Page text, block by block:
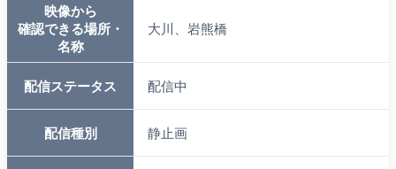
映像から
確認できる場所・
名称
大川、岩熊橋
配信ステータス 配信中
配信種別 静止画